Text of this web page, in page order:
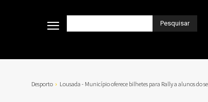
Pesquisar
Desporto Lousada - Município oferece bilhetes para Rally a alunos do